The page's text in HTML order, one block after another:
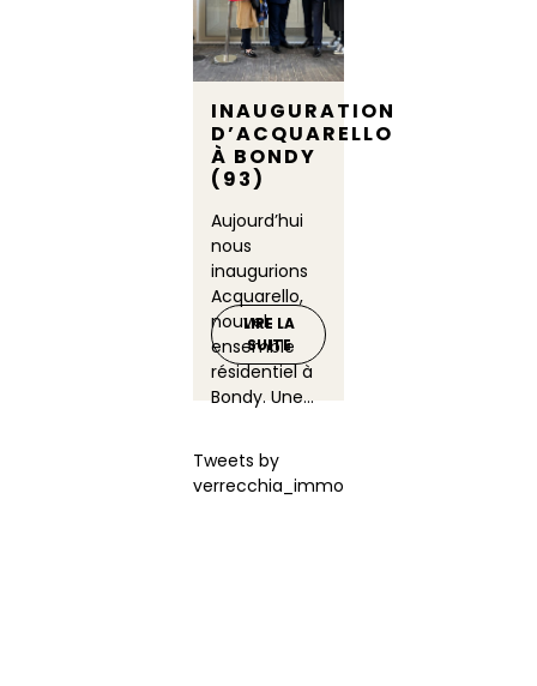
INAUGURATION
D’ACQUARELLO
À BONDY
(93)
Aujourd’hui
nous
inaugurions
Acquarello,
nouvel
ensemble
résidentiel à
Bondy. Une...
LIRE LA
SUITE
Tweets by
verrecchia_immo